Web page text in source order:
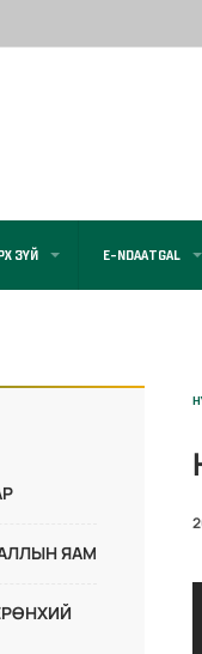
ЗҮЙ E-NDAATGAL
ЯАМ